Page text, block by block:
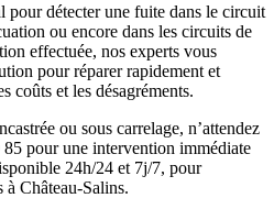
pour détecter une fuite dans le circuit
ou encore dans les circuits de
effectuée, nos experts vous
pour réparer rapidement et
coûts et les désagréments.
ou sous carrelage, n’attendez
pour une intervention immédiate
24h/24 et 7j/7, pour
à Château-Salins.